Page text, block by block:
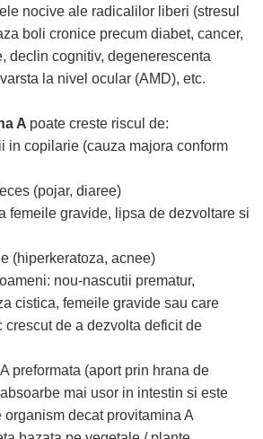
(17
nocive ale radicalilor liberi (stresul
boli cronice precum diabet, cancer,
declin cognitiv, degenerescenta
la nivel ocular (AMD), etc.
A poate creste riscul de:
in copilarie (cauza majora conform
(pojar, diaree)
femeile gravide, lipsa de dezvoltare si
(hiperkeratoza, acnee)
nou-nascutii prematur,
cistica, femeile gravide sau care
crescut de a dezvolta deficit de
preformata (aport prin hrana de
mai usor in intestin si este
decat provitamina A